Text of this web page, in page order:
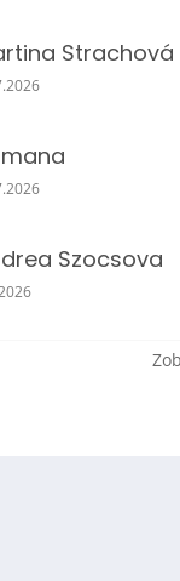
Strachová
obchodu je 5 z
obchodu je 5 z
Szocsova
obchodu je 5 z